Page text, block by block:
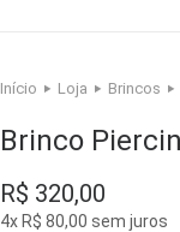
Início Loja Brincos
Brinco
R$ 320,00
4x R$ 80,00 sem juros